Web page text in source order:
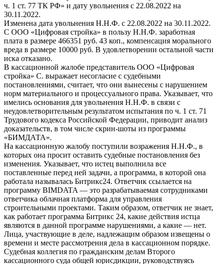
ч. 1 ст. 77 ТК РФ» и дату увольнения с 22.08.2022 на
30.11.2022.
Изменена дата увольнения Н.Н.Ф. с 22.08.2022 на 30.11.2022.
С ООО «Цифровая стройка» в пользу Н.Н.Ф. заработная
плата в размере 466351 руб. 43 коп., компенсация морального
вреда в размере 10000 руб. В удовлетворении остальной части
иска отказано.
В кассационной жалобе представитель ООО «Цифровая
стройка» С. выражает несогласие с судебными
постановлениями, считает, что они вынесены с нарушением
норм материального и процессуального права. Указывает, что
имелись основания для увольнения Н.Н.Ф. в связи с
неудовлетворительным результатом испытания по ч. 1 ст. 71
Трудового кодекса Российской Федерации, приводит анализ
доказательств, в том числе скрин-шоты из программы
«БИМДАТА».
На кассационную жалобу поступили возражения Н.Н.Ф., в
которых она просит оставить судебные постановления без
изменения. Указывает, что истец выполнила все
поставленные перед ней задачи, а программа, в которой она
работала называлась Битрикс24. Ответчик ссылается на
программу BIMDATA — это разрабатываемая сотрудниками
ответчика облачная платформа для управления
строительными проектами. Таким образом, ответчик не знает,
как работает программа Битрикс 24, какие действия истца
являются в данной программе нарушениями, а какие — нет.
Лица, участвующие в деле, надлежащим образом извещены о
времени и месте рассмотрения дела в кассационном порядке.
Судебная коллегия по гражданским делам Второго
кассационного суда общей юрисдикции, руководствуясь